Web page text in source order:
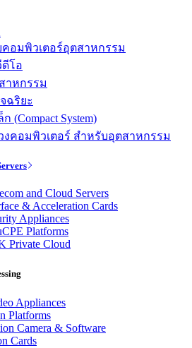
อมพิวเตอร์อุตสาหกรรม
โอ
าหกรรม
ฉริยะ
(Compact System)
คอมพิวเตอร์ สำหรับอุตสาหกรรม
and Cloud Servers
& Acceleration Cards
Appliances
Platforms
Private Cloud
Appliances
Platforms
Camera & Software
Cards